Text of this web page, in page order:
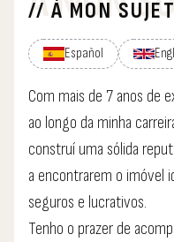
// À MON SUJET
Español
Com mais de 7 anos de
ao longo da minha
construí uma sólida
a encontrarem o imóvel
seguros e lucrativos.
Tenho o prazer de